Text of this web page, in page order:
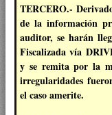
TERCERO.-
de la información
auditor, se harán
Fiscalizada vía
y se remita por la
irregularidades
el caso amerite.